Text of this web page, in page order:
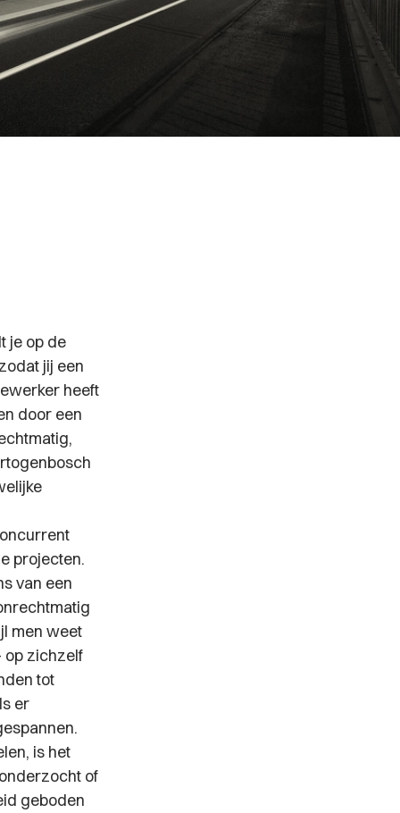
je op de
jij een
heeft
door een
projecten.
van een
men weet
op zichzelf
tot
er
is het
of
geboden